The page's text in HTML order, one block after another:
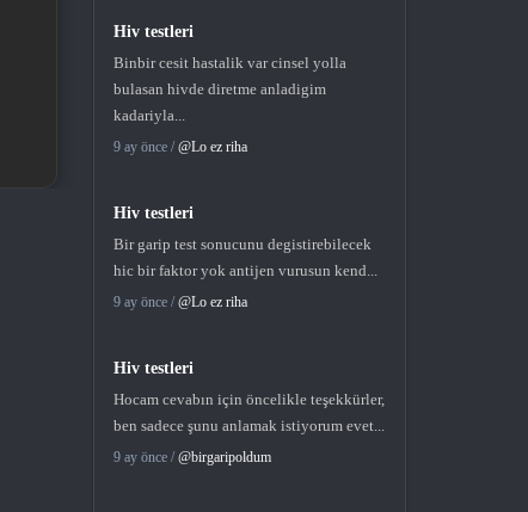
Hiv testleri
Binbir cesit hastalik var cinsel yolla
bulasan hivde diretme anladigim
kadariyla...
9 ay önce / @Lo ez riha
Hiv testleri
Bir garip test sonucunu degistirebilecek
hic bir faktor yok antijen vurusun kend...
9 ay önce / @Lo ez riha
Hiv testleri
Hocam cevabın için öncelikle teşekkürler,
ben sadece şunu anlamak istiyorum evet...
9 ay önce / @birgaripoldum